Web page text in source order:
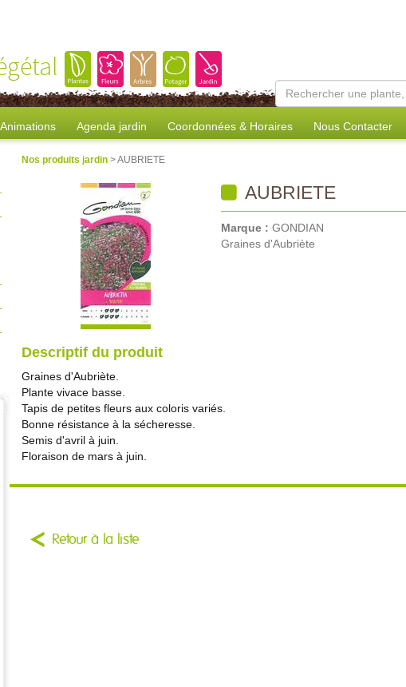
Animations Agenda jardin Coordonnées & Horaires Nous Contacter
Nos produits jardin > AUBRIETE
AUBRIETE
Marque : GONDIAN
Graines d'Aubriète
Descriptif du produit
Graines d'Aubriète.
Plante vivace basse.
Tapis de petites fleurs aux coloris variés.
Bonne résistance à la sécheresse.
Semis d'avril à juin.
Floraison de mars à juin.
Retour à la liste